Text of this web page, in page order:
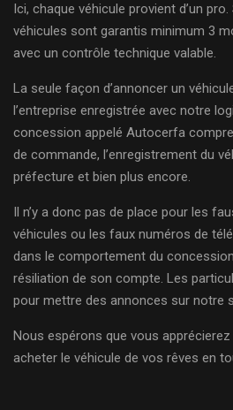
Ici, chaque véhicule provient d’un
véhicules sont garantis minimum 3
avec un contrôle technique valable.
La seule façon d’annoncer un
l’entreprise enregistrée avec notre
concession appelé Autocerfa
de commande, l’enregistrement du
préfecture et bien plus encore.
Il n’y a donc pas de place pour les
véhicules ou les faux numéros de
dans le comportement du
résiliation de son compte. Les
pour mettre des annonces sur notre
Nous espérons que vous
acheter le véhicule de vos rêves en